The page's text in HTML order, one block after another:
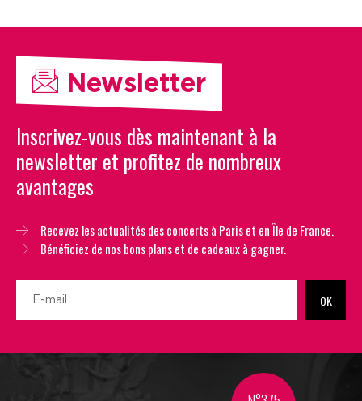
Newsletter
Inscrivez-vous dès maintenant à la
newsletter et profitez de nombreux
avantages
Recevez les actualités des concerts à Paris et en Île de France.
Bénéficiez de nos bons plans et de cadeaux à gagner.
OK